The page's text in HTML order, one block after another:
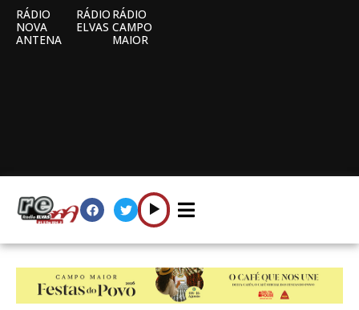
RÁDIO
NOVA
ANTENA
RÁDIO
ELVAS
RÁDIO
CAMPO
MAIOR